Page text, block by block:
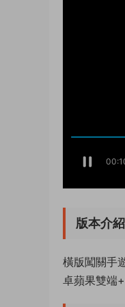
版本介紹
橫版闖關手
卓蘋果雙端